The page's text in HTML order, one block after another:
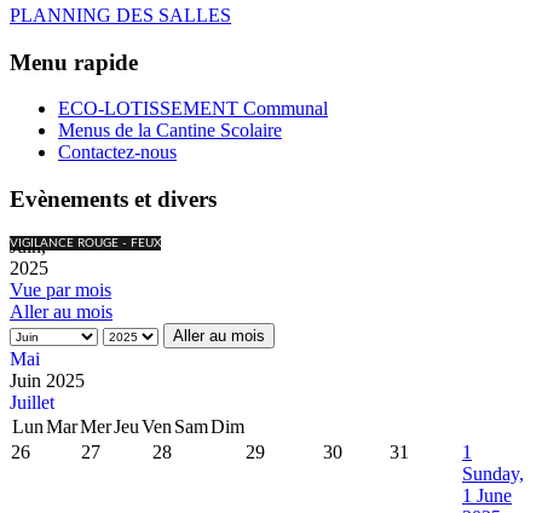
PLANNING DES SALLES
Menu rapide
ECO-LOTISSEMENT Communal
Menus de la Cantine Scolaire
Contactez-nous
Evènements et divers
VIGILANCE ROUGE - FEUX
Juin,
2025
Vue par mois
Aller au mois
Aller au mois
Mai
Juin 2025
Juillet
LunMarMerJeuVen SamDim
26
27 28 29 30 31
1
Sunday,
1 June